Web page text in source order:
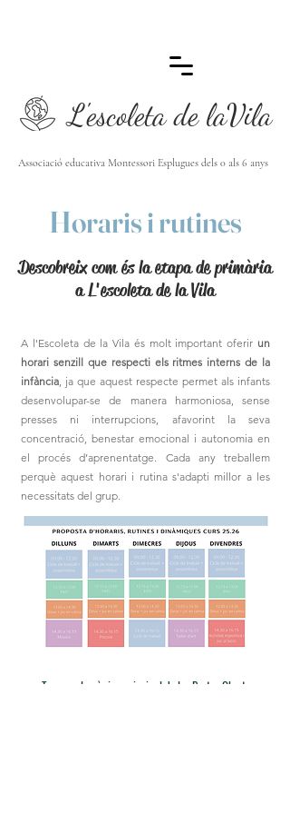
Associació educativa Montessori Esplugues dels 0 als 6 anys
L'escoleta de laVila
Horaris i rutines
Descobreix com és la etapa de primària
a L'escoleta de la Vila
A l'Escoleta de la Vila és molt important oferir un
horari senzill que respecti els ritmes interns de la
infància, ja que aquest respecte permet als infants
desenvolupar-se de manera harmoniosa, sense
presses ni interrupcions, afavorint la seva
concentració, benestar emocional i autonomia en
el procés d’aprenentatge. Cada any treballem
perquè aquest horari i rutina s'adapti millor a les
necessitats del grup.
Tornar a la pàgina principal de les Portes Obertes